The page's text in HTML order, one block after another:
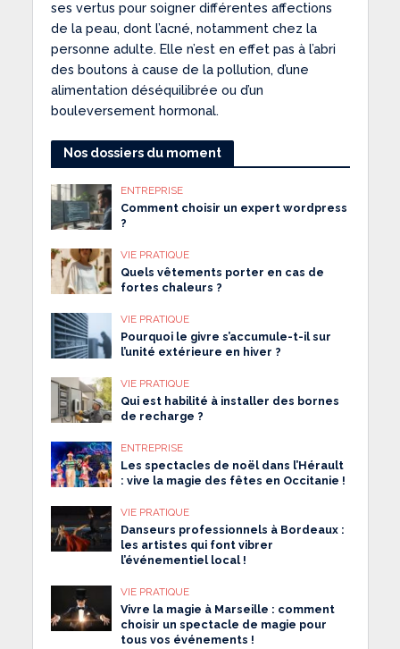
ses vertus pour soigner différentes affections
de la peau, dont l’acné, notamment chez la
personne adulte. Elle n’est en effet pas à l’abri
des boutons à cause de la pollution, d’une
alimentation déséquilibrée ou d’un
bouleversement hormonal.
Nos dossiers du moment
ENTREPRISE
Comment choisir un expert wordpress
?
VIE PRATIQUE
Quels vêtements porter en cas de
fortes chaleurs ?
VIE PRATIQUE
Pourquoi le givre s’accumule-t-il sur
l’unité extérieure en hiver ?
VIE PRATIQUE
Qui est habilité à installer des bornes
de recharge ?
ENTREPRISE
Les spectacles de noël dans l’Hérault
: vive la magie des fêtes en Occitanie !
VIE PRATIQUE
Danseurs professionnels à Bordeaux :
les artistes qui font vibrer
l’événementiel local !
VIE PRATIQUE
Vivre la magie à Marseille : comment
choisir un spectacle de magie pour
tous vos événements !